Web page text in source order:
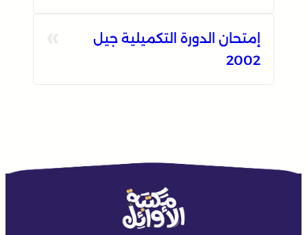
إمتحان الدورة التكميلية جيل
2002